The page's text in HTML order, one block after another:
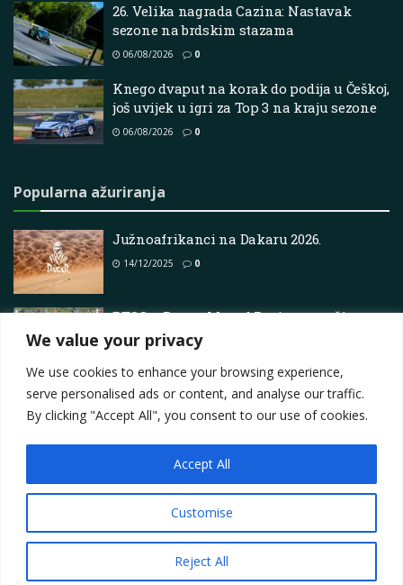
We value your privacy
We use cookies to enhance your browsing experience,
serve personalised ads or content, and analyse our traffic.
By clicking "Accept All", you consent to our use of cookies.
Customise
Reject All
Accept All
26. Velika nagrada Cazina: Nastavak
sezone na brdskim stazama
06/08/2026 0
Knego dvaput na korak do podija u Češkoj,
još uvijek u igri za Top 3 na kraju sezone
06/08/2026 0
Popularna ažuriranja
Južnoafrikanci na Dakaru 2026.
14/12/2025 0
BTCC – Power Maxed Racing vozači
demonstriraju dosljednost u Thruxtonu
Contact
Privacy Policy
Terms Marketing i oglašavanje